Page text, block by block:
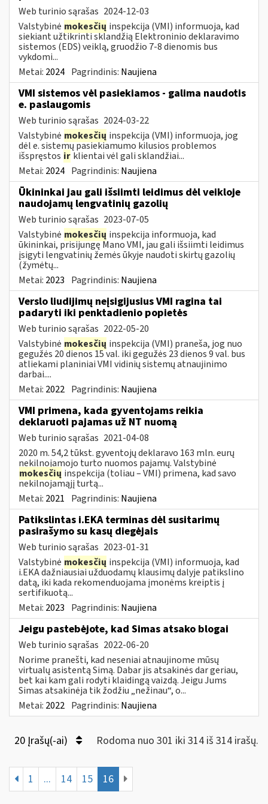
Web turinio sąrašas 2024-12-03
Valstybinė mokesčių inspekcija (VMI) informuoja, kad
siekiant užtikrinti sklandžią Elektroninio deklaravimo
sistemos (EDS) veiklą, gruodžio 7-8 dienomis bus
vykdomi...
Metai: 2024 Pagrindinis: Naujiena
VMI sistemos vėl pasiekiamos - galima naudotis
e. paslaugomis
Web turinio sąrašas 2024-03-22
Valstybinė mokesčių inspekcija (VMI) informuoja, jog
dėl e. sistemų pasiekiamumo kilusios problemos
išspręstos ir klientai vėl gali sklandžiai...
Metai: 2024 Pagrindinis: Naujiena
Ūkininkai jau gali išsiimti leidimus dėl veikloje
naudojamų lengvatinių gazolių
Web turinio sąrašas 2023-07-05
Valstybinė mokesčių inspekcija informuoja, kad
ūkininkai, prisijungę Mano VMI, jau gali išsiimti leidimus
įsigyti lengvatinių žemės ūkyje naudoti skirtų gazolių
(žymėtų...
Metai: 2023 Pagrindinis: Naujiena
Verslo liudijimų neįsigijusius VMI ragina tai
padaryti iki penktadienio popietės
Web turinio sąrašas 2022-05-20
Valstybinė mokesčių inspekcija (VMI) praneša, jog nuo
gegužės 20 dienos 15 val. iki gegužės 23 dienos 9 val. bus
atliekami planiniai VMI vidinių sistemų atnaujinimo
darbai....
Metai: 2022 Pagrindinis: Naujiena
VMI primena, kada gyventojams reikia
deklaruoti pajamas už NT nuomą
Web turinio sąrašas 2021-04-08
2020 m. 54,2 tūkst. gyventojų deklaravo 163 mln. eurų
nekilnojamojo turto nuomos pajamų. Valstybinė
mokesčių inspekcija (toliau – VMI) primena, kad savo
nekilnojamąjį turtą...
Metai: 2021 Pagrindinis: Naujiena
Patikslintas i.EKA terminas dėl susitarimų
pasirašymo su kasų diegėjais
Web turinio sąrašas 2023-01-31
Valstybinė mokesčių inspekcija (VMI) informuoja, kad
i.EKA dažniausiai užduodamų klausimų dalyje patikslino
datą, iki kada rekomenduojama įmonėms kreiptis į
sertifikuotą...
Metai: 2023 Pagrindinis: Naujiena
Jeigu pastebėjote, kad Simas atsako blogai
Web turinio sąrašas 2022-06-20
Norime pranešti, kad neseniai atnaujinome mūsų
virtualų asistentą Simą. Dabar jis atsakinės dar geriau,
bet kai kam gali rodyti klaidingą vaizdą. Jeigu Jums
Simas atsakinėja tik žodžiu „nežinau“, o...
Metai: 2022 Pagrindinis: Naujiena
20 Įrašų(-ai) Rodoma nuo 301 iki 314 iš 314 irašų.
1 ... 14 15 16